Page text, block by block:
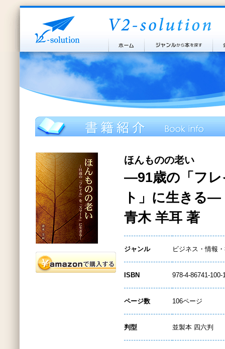
ほんものの老い
―91歳の「フレ
ト」に生きる―
青木 羊耳 著
ジャンル ビジネス・情報
ISBN 978-4-86741-100-
ページ数 106ページ
判型 並製本 四六判